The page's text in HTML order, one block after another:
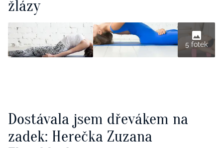
žlázy
5 fotek
Dostávala jsem dřevákem na
zadek: Herečka Zuzana